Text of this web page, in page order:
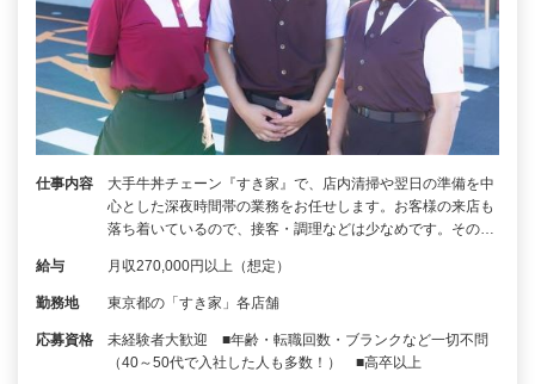
仕事内容
大手牛丼チェーン『すき家』で、店内清掃や翌日の準備を中
心とした深夜時間帯の業務をお任せします。お客様の来店も
落ち着いているので、接客・調理などは少なめです。その…
給与 月収270,000円以上（想定）
勤務地 東京都の「すき家」各店舗
応募資格
未経験者大歓迎 ■年齢・転職回数・ブランクなど一切不問
（40～50代で入社した人も多数！） ■高卒以上